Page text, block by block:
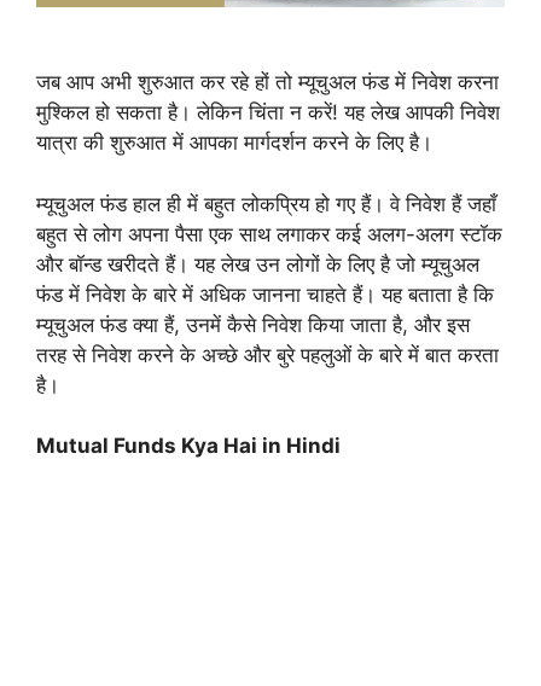
जब आप अभी शुरुआत कर रहे हों तो म्यूचुअल फंड में निवेश करना
मुश्किल हो सकता है। लेकिन चिंता न करें! यह लेख आपकी निवेश
यात्रा की शुरुआत में आपका मार्गदर्शन करने के लिए है।
म्यूचुअल फंड हाल ही में बहुत लोकप्रिय हो गए हैं। वे निवेश हैं जहाँ
बहुत से लोग अपना पैसा एक साथ लगाकर कई अलग-अलग स्टॉक
और बॉन्ड खरीदते हैं। यह लेख उन लोगों के लिए है जो म्यूचुअल
फंड में निवेश के बारे में अधिक जानना चाहते हैं। यह बताता है कि
म्यूचुअल फंड क्या हैं, उनमें कैसे निवेश किया जाता है, और इस
तरह से निवेश करने के अच्छे और बुरे पहलुओं के बारे में बात करता
है।
Mutual Funds Kya Hai in Hindi